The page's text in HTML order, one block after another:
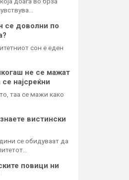
се доволни по
сон е еден
не се мажат
најсреќни
таа се мажи како
вистински
се обидуваат да
повици ни